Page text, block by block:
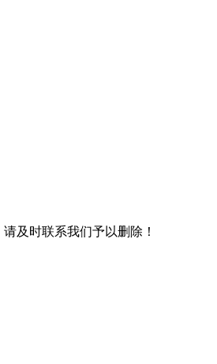
及时联系我们予以删除！